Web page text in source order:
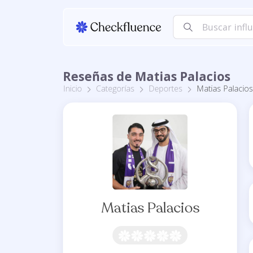
Reseñas de Matias Palacios
Inicio Categorías Deportes Matias Palacios
Matias Palacios